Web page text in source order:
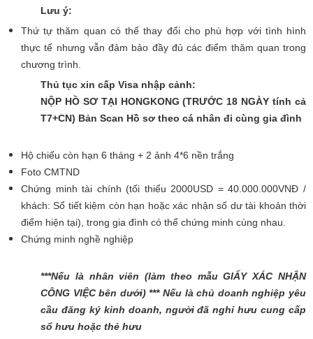
Lưu ý:
Thứ tự thăm quan có thể thay đổi cho phù hợp với tình hình
thực tế nhưng vẫn đảm bảo đầy đủ các điểm thăm quan trong
chương trình.
Thủ tục xin cấp Visa nhập cảnh:
NỘP HỒ SƠ TẠI HONGKONG (TRƯỚC 18 NGÀY tính cả
T7+CN) Bản Scan Hồ sơ theo cá nhân đi cùng gia đình
Hộ chiếu còn hạn 6 tháng + 2 ảnh 4*6 nền trắng
Foto CMTND
Chứng minh tài chính (tối thiểu 2000USD = 40.000.000VNĐ /
khách: Sổ tiết kiệm còn hạn hoặc xác nhận số dư tài khoản thời
điểm hiện tại), trong gia đình có thể chứng minh cùng nhau.
Chứng minh nghề nghiệp
***Nếu là nhân viên (làm theo mẫu GIẤY XÁC NHẬN
CÔNG VIỆC bên dưới) *** Nếu là chủ doanh nghiệp yêu
cầu đăng ký kinh doanh, người đã nghỉ hưu cung cấp
sổ hưu hoặc thẻ hưu